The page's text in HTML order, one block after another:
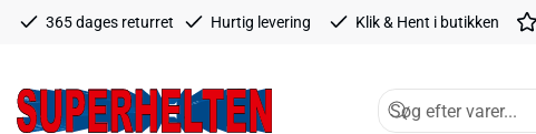
365 dages returret Hurtig levering Klik & Hent i butikken